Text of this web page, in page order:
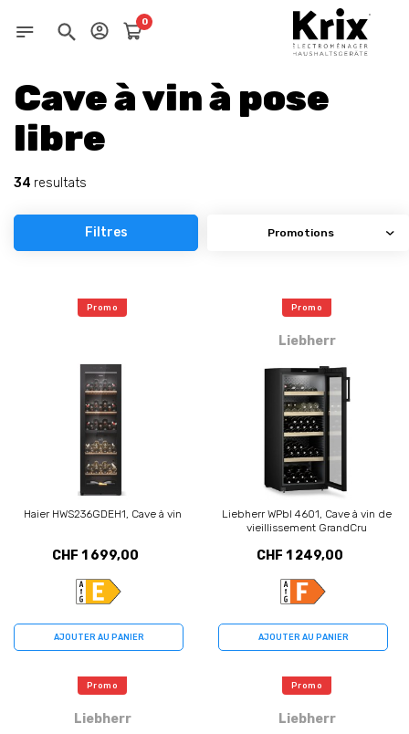
0
Cave à vin à pose
libre
34 resultats
Filtres
Promo
Haier HWS236GDEH1, Cave à vin
CHF 1 699,00
AJOUTER AU PANIER
Promo
Liebherr
Liebherr WPbl 4601, Cave à vin de
vieillissement GrandCru
CHF 1 249,00
AJOUTER AU PANIER
Promo
Liebherr
Promo
Liebherr